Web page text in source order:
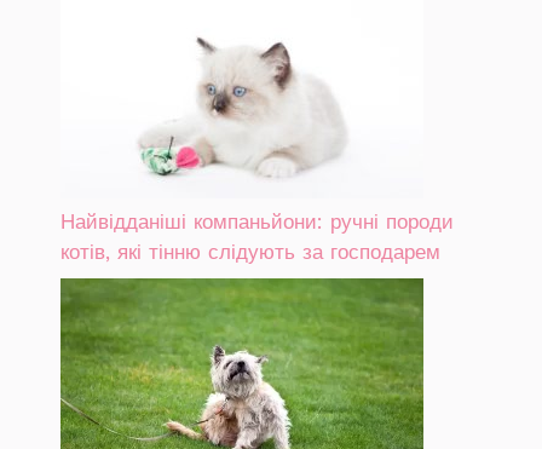
Найвідданіші компаньйони: ручні породи
котів, які тінню слідують за господарем